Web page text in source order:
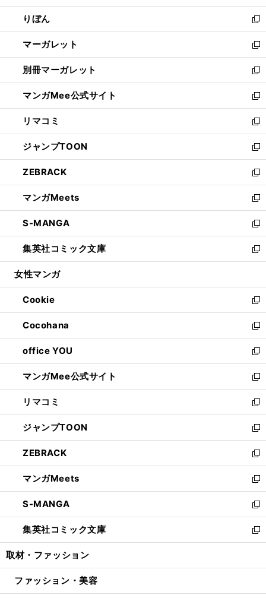
開
く
ウ
で
開
く
ン
ド
ウ
で
開
く
ウ
ィ
ン
ド
ウ
で
開
く
りぼん
新
し
い
ウ
ィ
ン
ド
ウ
で
開
く
マーガレット
新
し
い
ウ
ィ
ン
ド
ウ
で
開
く
別冊マーガレット
新
し
い
ウ
ィ
ン
ド
ウ
で
開
く
マンガMee公式サイト
新
し
い
ウ
ィ
ン
ド
ウ
で
開
く
リマコミ
新
し
い
ウ
ィ
ン
ド
ウ
で
開
く
ジャンプTOON
新
し
い
ウ
ィ
ン
ド
ウ
で
開
ZEBRACK
新
し
い
ウ
ィ
ン
ド
ウ
開
く
マンガMeets
新
し
い
ウ
ィ
ン
ウ
で
開
く
S-MANGA
新
し
い
ウ
ン
ド
ウ
で
開
く
集英社コミック文庫
新
し
ウ
ィ
ン
ド
ウ
で
開
く
女性マンガ
Cookie
新
し
い
ウ
ィ
ン
ド
ウ
で
開
く
Cocohana
新
し
い
ウ
ィ
ン
ド
ウ
で
開
く
office YOU
新
し
い
ウ
ィ
ン
ド
ウ
で
開
く
マンガMee公式サイト
新
し
い
ウ
ィ
ン
ド
ウ
で
開
く
リマコミ
新
し
い
ウ
ィ
ン
ド
ウ
で
開
く
ジャンプTOON
新
し
い
ウ
ィ
ン
ド
ウ
で
開
ZEBRACK
新
し
い
ウ
ィ
ン
ド
ウ
開
マンガMeets
新
し
い
ウ
ィ
ン
ウ
開
S-MANGA
新
し
い
ウ
ン
ウ
集英社コミック文庫
新
し
ウ
ン
取材・ファッション
ファッション・美容